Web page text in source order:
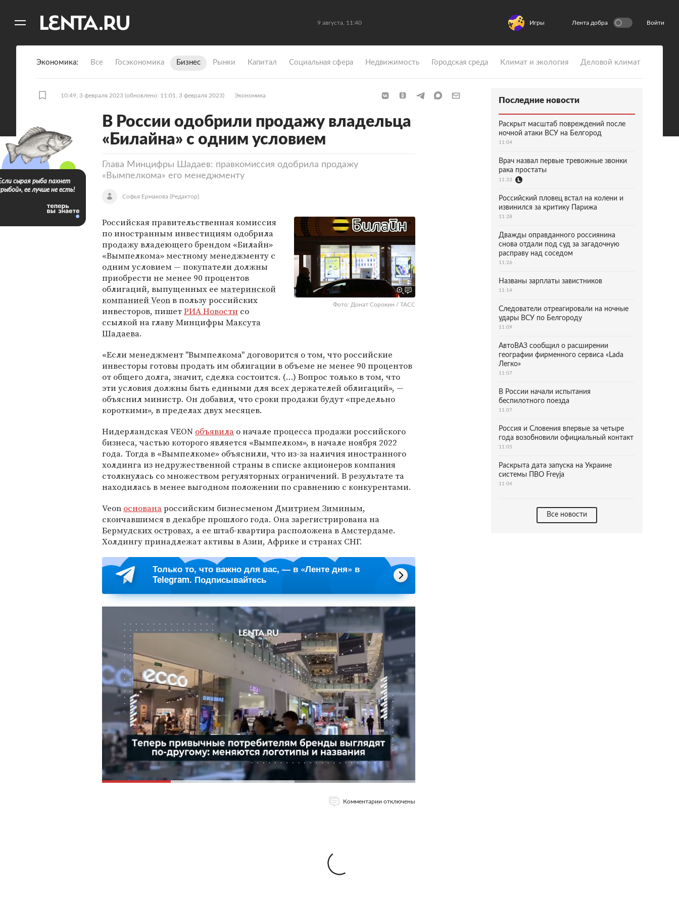
9 августа, 11:40 Игры Лента добра Войти
Экономика Все Госэкономика Бизнес Рынки Капитал Социальная сфера Недвижимость Городская среда Климат и экология Деловой климат
10:49, 3 февраля 2023 (обновлено: 11:01, 3 февраля 2023) Экономика
В России одобрили продажу владельца
«Билайна» с одним условием
Глава Минцифры Шадаев: правкомиссия одобрила продажу
«Вымпелкома» его менеджменту
Софья Ермакова (Редактор)
Фото: Донат Сорокин / ТАСС
Российская правительственная комиссия
по иностранным инвестициям одобрила
продажу владеющего брендом «Билайн»
«Вымпелкома» местному менеджменту с
одним условием — покупатели должны
приобрести не менее 90 процентов
облигаций, выпущенных ее материнской
компанией Veonв пользу российских
инвесторов, пишетРИА Новости со
ссылкой на главу МинцифрыМаксута
Шадаева.
«Если менеджмент "Вымпелкома" договорится о том, что российские
инвесторы готовы продать им облигации в объеме не менее 90 процентов
от общего долга, значит, сделка состоится. (...) Вопрос только в том, что
эти условия должны быть едиными для всех держателей облигаций», —
объяснил министр. Он добавил, что сроки продажи будут «предельно
короткими», в пределах двух месяцев.
Нидерландская VEON объявила о начале процесса продажи российского
бизнеса, частью которого является «Вымпелком», в начале ноября 2022
года. Тогда в «Вымпелкоме» объяснили, что из-за наличия иностранного
холдинга из недружественной страны в списке акционеров компания
столкнулась со множеством регуляторных ограничений. В результате та
находилась в менее выгодном положении по сравнению с конкурентами.
Veon основанароссийским бизнесменом Дмитрием Зиминым,
скончавшимся в декабре прошлого года. Она зарегистрирована на
Бермудских островах, а ее штаб-квартира расположена вАмстердаме.
Холдингу принадлежат активы в Азии, Африке и странах СНГ.
Только то, что важно для вас, — в «Ленте дня» в
Telegram. Подписывайтесь
Комментарии отключены
сырая рыба пахнет
ее лучше не есть!
Последние новости
Раскрыт масштаб повреждений после
ночной атаки ВСУ на Белгород
11:04
Врач назвал первые тревожные звонки
рака простаты
11:33
Российский пловец встал на колени и
извинился за критику Парижа
11:28
Дважды оправданного россиянина
снова отдали под суд за загадочную
расправу над соседом
11:26
Названы зарплаты завистников
11:14
Следователи отреагировали на ночные
удары ВСУ по Белгороду
11:09
АвтоВАЗ сообщил о расширении
географии фирменного сервиса «Lada
Легко»
11:07
В России начали испытания
беспилотного поезда
11:07
Россия и Словения впервые за четыре
года возобновили официальный контакт
11:05
Раскрыта дата запуска на Украине
системы ПВО Freyja
11:04
Все новости